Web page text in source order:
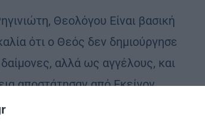
Θεολόγου Είναι βασική
ότι ο Θεός δεν δημιούργησε
αλλά ως αγγέλους, και
αποστάτησαν από Εκείνον,